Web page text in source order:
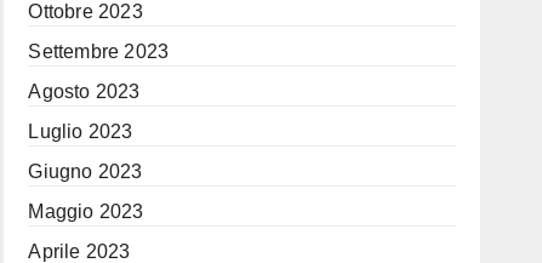
Ottobre 2023
Settembre 2023
Agosto 2023
Luglio 2023
Giugno 2023
Maggio 2023
Aprile 2023